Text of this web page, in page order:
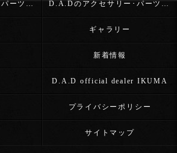
D.A.Dのアクセサリー･パーツ･D.A.D OFFICIAL DEALER IKUMAの評判 D.A.Dのアクセサリー･パーツ･D.A.D OFFICIAL DEALER IKUMAのお客様の声
ギャラリー
新着情報
D.A.D official dealer IKUMA
プライバシーポリシー
サイトマップ